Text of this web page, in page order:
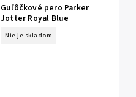
Guľôčkové pero Parker
Jotter Royal Blue
Nie je skladom